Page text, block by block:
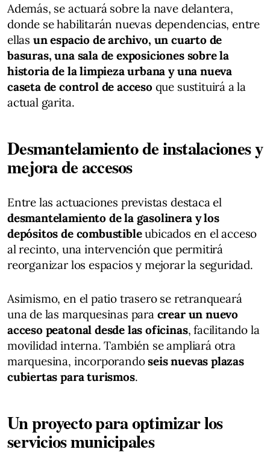
Además, se actuará sobre la nave delantera,
donde se habilitarán nuevas dependencias, entre
ellas un espacio de archivo, un cuarto de
basuras, una sala de exposiciones sobre la
historia de la limpieza urbana y una nueva
caseta de control de accesoque sustituirá a la
actual garita.
Desmantelamiento de instalaciones y
mejora de accesos
Entre las actuaciones previstas destaca el
desmantelamiento de la gasolinera y los
depósitos de combustibleubicados en el acceso
al recinto, una intervención que permitirá
reorganizar los espacios y mejorar la seguridad.
Asimismo, en el patio trasero se retranqueará
una de las marquesinas para crear un nuevo
acceso peatonal desde las oficinas, facilitando la
movilidad interna. También se ampliará otra
marquesina, incorporandoseis nuevas plazas
cubiertas para turismos.
Un proyecto para optimizar los
servicios municipales